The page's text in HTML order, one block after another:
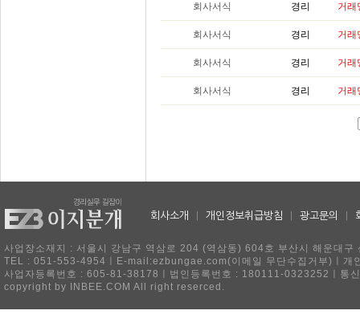
회사서식 경리 거래
회사서식 경리 거래
회사서식 경리 거래
회사서식 경리 거래
회사소개 개인정보취급방침 광고문의
사업장소재지 : 서울시 강남구 역삼로 204 (역삼동) 604호 부산시 해운대
TEL : 051-553-4954ㅣE-mail:ezbungae.com(이메일 무단수집거부)ㅣ개
사업자등록번호 : 605-81-38178ㅣ법인등록번호 : 180111-0323252ㅣ통
copyright by INBEE.COM All right reserced.